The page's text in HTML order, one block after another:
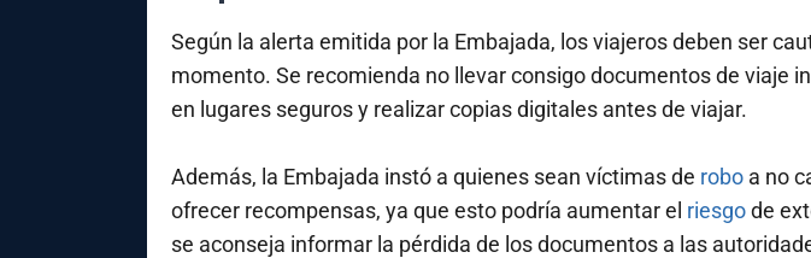
Según la alerta emitida por la Embajada, los viajeros deben ser
momento. Se recomienda no llevar consigo documentos de viaje
en lugares seguros y realizar copias digitales antes de viajar.
Además, la Embajada instó a quienes sean víctimas de robo a no
ofrecer recompensas, ya que esto podría aumentar el riesgode
se aconseja informar la pérdida de los documentos a las